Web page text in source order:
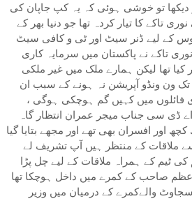
دیکھا تو خوشی ہوئی کہ یہ کپ جاپان کی
تاکے کا تیار کردہ تھا جو دنیا بھر کے
کے لیے ڈنر سیٹ اور ٹی و کافی سیٹ
تاکے نے پاکستان میں سرمایہ کاری
تھا لیکن ہمارے ملک میں غیر ملکی
تک ون ونڈو آپریشن نہ ہونے کے سبب ان
میں کہیں گم ہوچکی ہوگی ،
ڈی سی جناب میجر عمران انتظار گاہ
اور افسران بھی تھے اور مجھے بتایا گیا
ملاقات کے منتظر ہیں آپ تشریف لے
ٹیم کے ہمراہ ملاقات کے لیے چل پڑا
صاحب کے کمرے میں داخل ہوچکا تھا
والےکمرے کے درمیان میں وزیر